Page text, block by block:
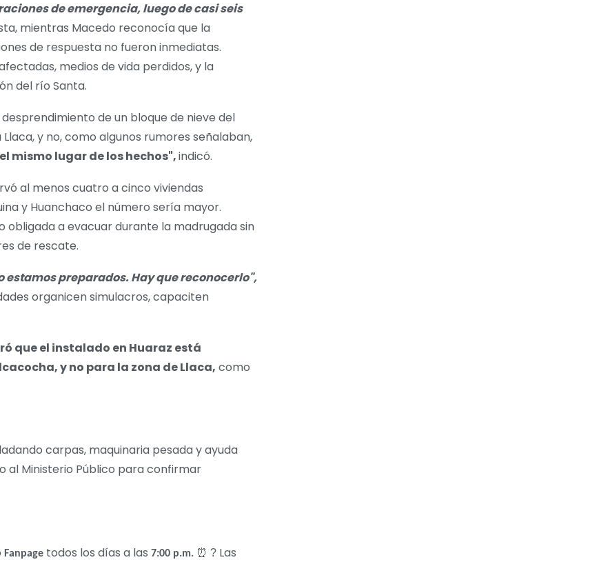
de emergencia, luego de casi seis
mientras Macedo reconocía que la
de respuesta no fueron inmediatas.
medios de vida perdidos, y la
del río Santa.
de un bloque de nieve del
y no, como algunos rumores señalaban,
mismo lugar de los hechos",indicó.
al menos cuatro a cinco viviendas
y Huanchaco el número sería mayor.
obligada a evacuar durante la madrugada sin
de rescate.
estamos preparados. Hay que reconocerlo",
organicen simulacros, capaciten
que el instalado en Huaraz está
y no para la zona de Llaca, como
carpas, maquinaria pesada y ayuda
al Ministerio Público para confirmar
Fanpage todos los días a las 7:00 p.m. ⏰ ? ️ Las